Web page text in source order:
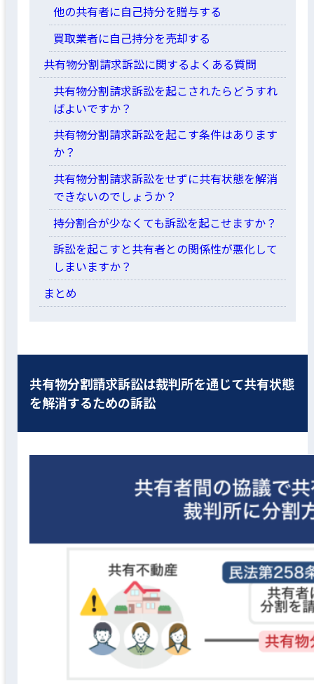
他の共有者に自己持分を贈与する
買取業者に自己持分を売却する
共有物分割請求訴訟に関するよくある質問
共有物分割請求訴訟を起こされたらどうすれ
ばよいですか？
共有物分割請求訴訟を起こす条件はあります
か？
共有物分割請求訴訟をせずに共有状態を解消
できないのでしょうか？
持分割合が少なくても訴訟を起こせますか？
訴訟を起こすと共有者との関係性が悪化して
しまいますか？
まとめ
共有物分割請求訴訟は裁判所を通じて共有状態
を解消するための訴訟